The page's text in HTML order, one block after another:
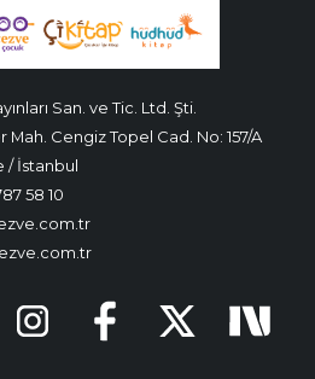
San. ve Tic. Ltd. Şti.
Mah. Cengiz Topel Cad. No: 157/A
/ İstanbul
58 10